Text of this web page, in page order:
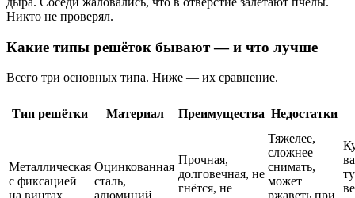
Никто не проверял.
Какие типы решёток бывают — и что лучше
Всего три основных типа. Ниже — их сравнение.
Тип решётки Материал Преимущества Недостатки
Металлическая
с фиксацией
Оцинкованная
сталь,
Прочная,
долговечная, не
гнётся, не
Тяжелее,
сложнее
снимать,
может